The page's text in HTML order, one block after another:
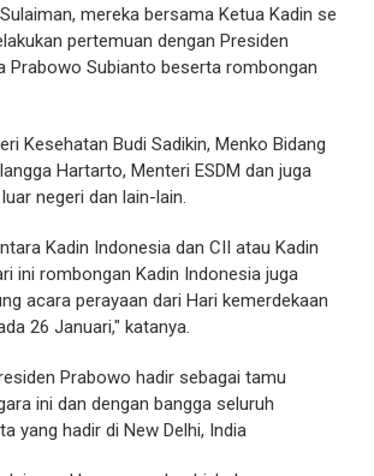
mereka bersama Ketua Kadin se
pertemuan dengan Presiden
Prabowo Subianto beserta rombongan
Kesehatan Budi Sadikin, Menko Bidang
Hartarto, Menteri ESDM dan juga
negeri dan lain-lain.
Kadin Indonesia dan CII atau Kadin
ini rombongan Kadin Indonesia juga
acara perayaan dari Hari kemerdekaan
26 Januari," katanya.
Prabowo hadir sebagai tamu
ini dan dengan bangga seluruh
yang hadir di New Delhi, India